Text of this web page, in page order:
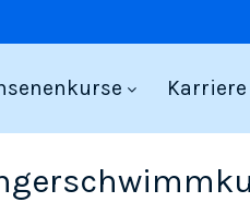
Karriere